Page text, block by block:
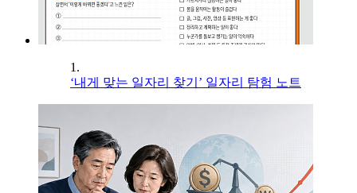
1.
‘내게 맞는 일자리 찾기’ 일자리 탐험 노트